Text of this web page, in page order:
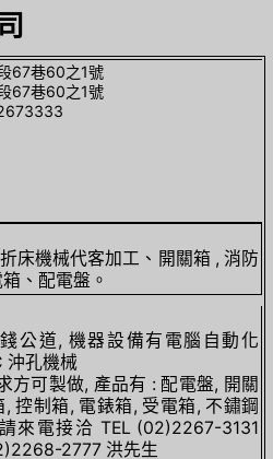
67巷60之1號
67巷60之1號
床機械代客加工、開關箱 , 消防
、配電盤。
公道, 機器設備有電腦自動化
沖孔機械
方可製做, 產品有 : 配電盤, 開關
控制箱, 電錶箱, 受電箱, 不鏽鋼
來電接洽 TEL (02)2267-3131
2777 洪先生